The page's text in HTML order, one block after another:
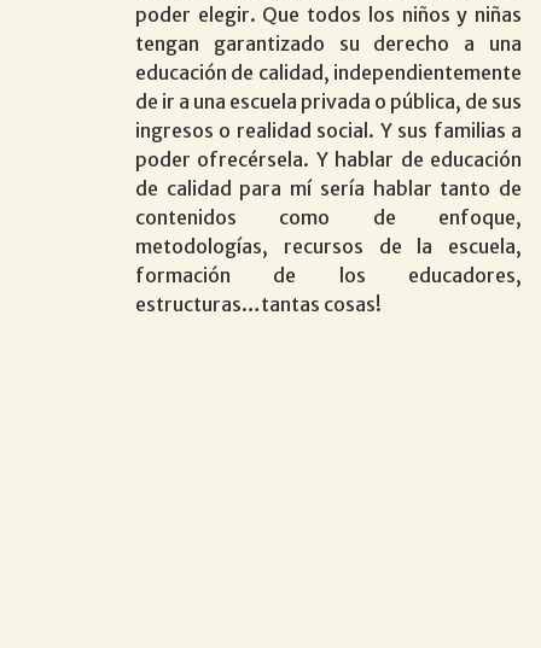
poder elegir. Que todos los niños y niñas
tengan garantizado su derecho a una
educación de calidad, independientemente
de ir a una escuela privada o pública, de sus
ingresos o realidad social. Y sus familias a
poder ofrecérsela. Y hablar de educación
de calidad para mí sería hablar tanto de
contenidos como de enfoque,
metodologías, recursos de la escuela,
formación de los educadores,
estructuras…tantas cosas!